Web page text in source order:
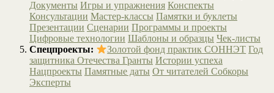
Документы Игры и упражнения Конспекты
Консультации Мастер-классы Памятки и буклеты
Презентации Сценарии Программы и проекты
Цифровые технологии Шаблоны и образцы Чек-листы
Спецпроекты:
Золотой фонд практик СОННЭТ Год
защитника Отечества Гранты Истории успеха
Нацпроекты Памятные даты От читателей Собкоры
Эксперты